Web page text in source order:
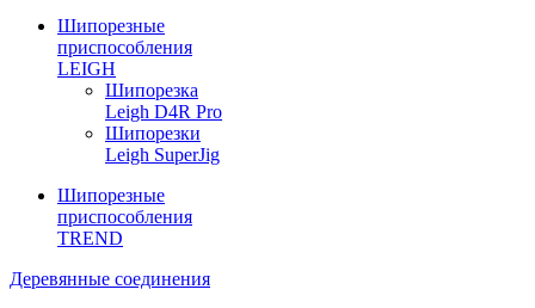
Шипорезные
приспособления
LEIGH
Шипорезка
Leigh D4R Pro
Шипорезки
Leigh SuperJig
Шипорезные
приспособления
TREND
Деревянные соединения